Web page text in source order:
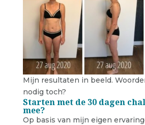
Mijn resultaten in beeld.
nodig toch?
Starten met de 30 dagen
mee?
Op basis van mijn eigen